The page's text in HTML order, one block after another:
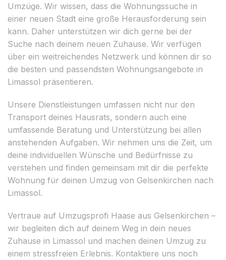
Umzüge. Wir wissen, dass die Wohnungssuche in
einer neuen Stadt eine große Herausforderung sein
kann. Daher unterstützen wir dich gerne bei der
Suche nach deinem neuen Zuhause. Wir verfügen
über ein weitreichendes Netzwerk und können dir so
die besten und passendsten Wohnungsangebote in
Limassol präsentieren.
Unsere Dienstleistungen umfassen nicht nur den
Transport deines Hausrats, sondern auch eine
umfassende Beratung und Unterstützung bei allen
anstehenden Aufgaben. Wir nehmen uns die Zeit, um
deine individuellen Wünsche und Bedürfnisse zu
verstehen und finden gemeinsam mit dir die perfekte
Wohnung für deinen Umzug von Gelsenkirchen nach
Limassol.
Vertraue auf Umzugsprofi Haase aus Gelsenkirchen –
wir begleiten dich auf deinem Weg in dein neues
Zuhause in Limassol und machen deinen Umzug zu
einem stressfreien Erlebnis. Kontaktiere uns noch